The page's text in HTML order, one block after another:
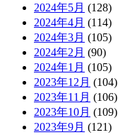
2024年5月 (128)
2024年4月 (114)
2024年3月 (105)
2024年2月 (90)
2024年1月 (105)
2023年12月 (104)
2023年11月 (106)
2023年10月 (109)
2023年9月 (121)